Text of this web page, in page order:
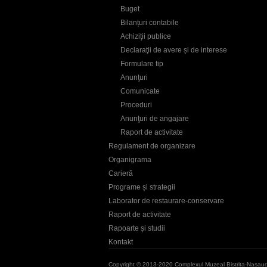
Buget
Bilanțuri contabile
Achiziţii publice
Declaraţii de avere și de interese
Formulare tip
Anunţuri
Comunicate
Proceduri
Anunţuri de angajare
Raport de activitate
Regulament de organizare
Organigrama
Carieră
Programe și strategii
Laborator de restaurare-conservare
Raport de activitate
Rapoarte și studii
Kontakt
Copyright © 2013-2020 Complexul Muzeal Bistrita-